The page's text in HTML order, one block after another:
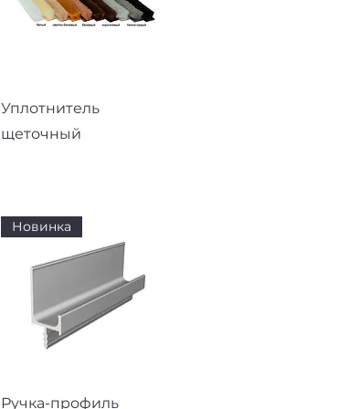
Быстрый просмотр
Уплотнитель
щеточный
Быстрый просмотр
Новинка
Ручка-профиль